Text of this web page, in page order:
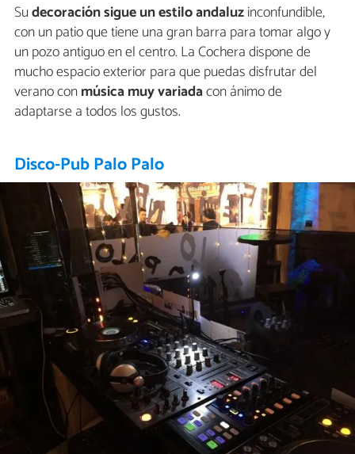
Sudecoración sigue un estilo andaluzinconfundible,
con un patio que tiene una gran barra para tomar algo y
un pozo antiguo en el centro. La Cochera dispone de
mucho espacio exterior para que puedas disfrutar del
verano conmúsica muy variadacon ánimo de
adaptarse a todos los gustos.
Disco-Pub Palo Palo